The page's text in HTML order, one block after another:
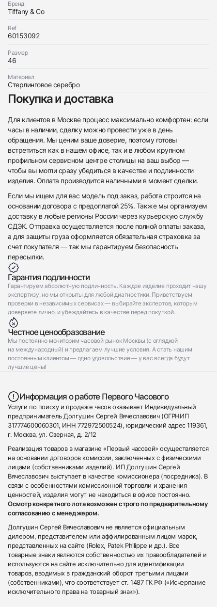
Бренд
Tiffany & Co
Ref
60153092
Размер
46
Материал
Стерлинговое серебро
Покупка и доставка
Для клиентов в Москве процесс максимально комфортен: если
часы в наличии, сделку можно провести уже в день
обращения. Мы ценим ваше доверие, поэтому готовы
встретиться как в нашем офисе, так и в любом крупном
профильном сервисном центре столицы на ваш выбор —
чтобы вы могли сразу убедиться в качестве и подлинности
изделия. Оплата производится наличными в момент сделки.
Если мы ищем для вас модель под заказ, работа строится на
основании договора с предоплатой 25%. Также мы организуем
доставку в любые регионы России через курьерскую службу
СДЭК. Отправка осуществляется после полной оплаты заказа,
а для защиты груза оформляется обязательная страховка за
счет покупателя — так мы гарантируем безопасность
пересылки.
Гарантия подлинности
Гарантируем абсолютную подлинность. Каждое изделие проходит нашу
экспертизу, но мы открыты для любой диагностики. Приветствуем
проверки в независимых сервисах — выбирайте экспертов, которым
доверяете лично, и убеждайтесь в качестве перед покупкой.
Честное ценообразование
Мы постоянно мониторим часовой рынок Москвы (с оглядкой
на международный) и предлагаем лучшие условия. А стать нашим
постоянным клиентом — одно удовольствие — у вас всегда будут
лучшие цены!
Информация о работе Первого Часового
Услуги по поиску и продаже часов оказывает Индивидуальный
предприниматель Долгушин Сергей Вячеславович (ОГРНИП
317774600060301, ИНН 772972500524), юридический адрес 119361,
г. Москва, ул. Озерная, д. 2/12
Реализация товаров в магазине «Первый часовой» осуществляется
на основании договоров комиссии, заключенных с физическими
лицами (собственниками изделий). ИП Долгушин Сергей
Вячеславович выступает в качестве комиссионера (посредника). В
связи с особенностями комиссионной торговли и хранения
ценностей, изделия могут не находиться в офисе постоянно.
Осмотр конкретного лота возможен строго по предварительному
согласованию с менеджером.
Долгушин Сергей Вячеславович не является официальным
дилером, представителем или аффилированным лицом марок,
представленных на сайте (Rolex, Patek Philippe и др.). Все
товарные знаки являются собственностью их правообладателей и
используются на сайте исключительно для идентификации
товаров, вводимых в гражданский оборот третьими лицами
(собственниками), что соответствует ст. 1487 ГК РФ («Исчерпание
исключительного права на товарный знак»).
Заказать эти часы
с вами
Tiffany & Co
Hardwear Graduated Link Necklace
НовыеКоробка
Оставьте ваши контактные данные и мы свяжемся
Hardwear Graduated Link Necklace
НовыеКоробка
$5,150
Приложите фото ваших часов…
Отправить заявку